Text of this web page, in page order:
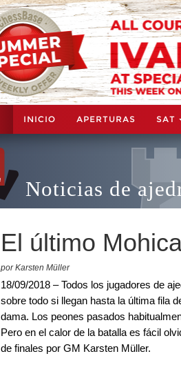
INICIO APERTURAS SAT
Noticias de
El último
por Karsten Müller
18/09/2018 – Todos los jugadores de
sobre todo si llegan hasta la última fila
dama. Los peones pasados
Pero en el calor de la batalla es fácil
de finales por GM Karsten Müller.